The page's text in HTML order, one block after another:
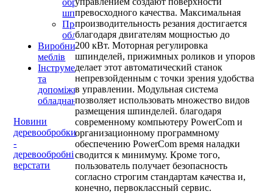
обробки
шпону
Пресове
обладнання
Виробництво
меблів
Інструменти
та
допоміжне
обладнання
Новини
деревообробки
-
деревообробні
верстати
превосходного качества. Максимальная
производительность резания достигается
благодаря двигателям мощностью до
200 кВт. Моторная регулировка
шпинделей, прижимных роликов и упоров
делает этот автоматический станок
непревзойденным с точки зрения удобства
в управлении. Модульная система
позволяет использовать множество видов
размещения шпинделей. благодаря
современному компьютеру PowerCom и
организационному программному
обеспечению PowerCom время наладки
сводится к минимуму. Кроме того,
пользователь получает безопасность
согласно строгим стандартам качества и,
конечно, первоклассный сервис.